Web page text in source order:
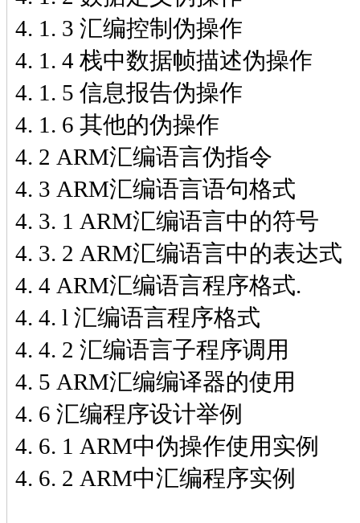
4. 1. 3 汇编控制伪操作
4. 1. 4 栈中数据帧描述伪操作
4. 1. 5 信息报告伪操作
4. 1. 6 其他的伪操作
4. 2 ARM汇编语言伪指令
4. 3 ARM汇编语言语句格式
4. 3. 1 ARM汇编语言中的符号
4. 3. 2 ARM汇编语言中的表达式
4. 4 ARM汇编语言程序格式.
4. 4. l 汇编语言程序格式
4. 4. 2 汇编语言子程序调用
4. 5 ARM汇编编译器的使用
4. 6 汇编程序设计举例
4. 6. 1 ARM中伪操作使用实例
4. 6. 2 ARM中汇编程序实例